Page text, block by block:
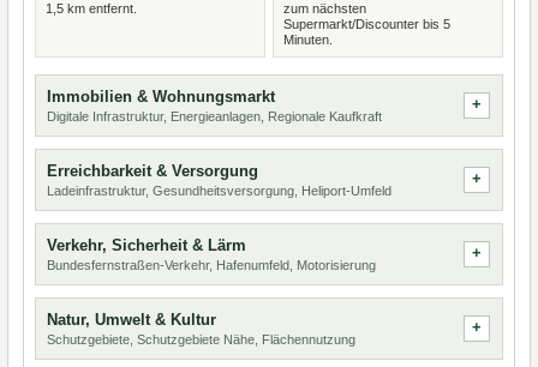
1,5 km entfernt.
zum nächsten
Supermarkt/Discounter bis 5
Minuten.
Immobilien & Wohnungsmarkt
Digitale Infrastruktur, Energieanlagen, Regionale Kaufkraft
Erreichbarkeit & Versorgung
Ladeinfrastruktur, Gesundheitsversorgung, Heliport-Umfeld
Verkehr, Sicherheit & Lärm
Bundesfernstraßen-Verkehr, Hafenumfeld, Motorisierung
Natur, Umwelt & Kultur
Schutzgebiete, Schutzgebiete Nähe, Flächennutzung